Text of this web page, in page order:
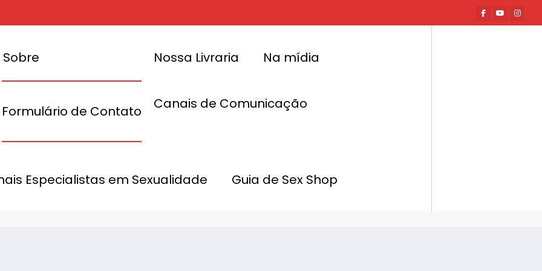
Sobre
Formulário de Contato
Nossa Livraria Na mídia
Canais de Comunicação
Especialistas em Sexualidade Guia de Sex Shop
gratuito
com
a lidar com problemas no relacionamento